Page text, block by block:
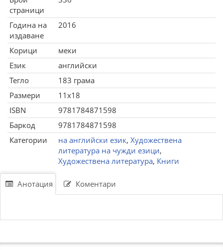
страници
Година на
издаване
2016
Корици
меки
Език
английски
Тегло
183 грама
Размери
11x18
ISBN
9781784871598
Баркод
9781784871598
Категории
на английски език, Художествена
литература на чужди езици,
Художествена литература, Книги
Анотация Коментари